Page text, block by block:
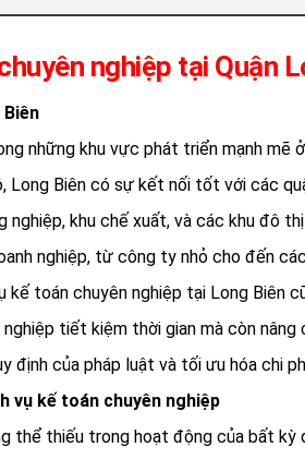
nghiệp tại Quận
những khu vực phát triển mạnh mẽ
Long Biên có sự kết nối tốt với các
nghiệp, khu chế xuất, và các khu đô
nghiệp, từ công ty nhỏ cho đến
kế toán chuyên nghiệp tại Long Biên
tiết kiệm thời gian mà còn
định của pháp luật và tối ưu hóa chi
vụ kế toán chuyên nghiệp
thể thiếu trong hoạt động của bất kỳ